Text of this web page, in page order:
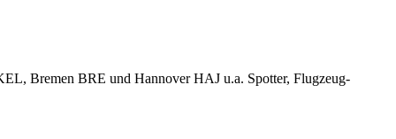
Bremen BRE und Hannover HAJ u.a. Spotter, Flugzeug-